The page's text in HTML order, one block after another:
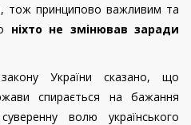
тож принципово важливим та
ніхто не змінював заради
України сказано, що
спирається на бажання
волю українського